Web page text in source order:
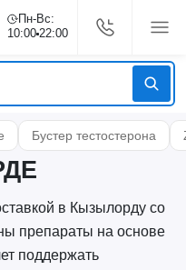
Пн-Вс:
10:00 22:00
Бустер тестостерона
в Кызылорду со
препараты на основе
поддержать